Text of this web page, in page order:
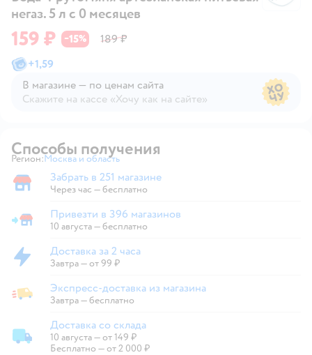
негаз. 5 л с 0 месяцев
159 ₽ −15%
189 ₽
+1,59
В магазине — по ценам сайта
Скажите на кассе «Хочу как на сайте»
Способы получения
Регион: Выбор адреса доставки.
Москва и область
Забрать в магазине
Забрать в 251 магазине
Через час — бесплатно
Привезти в магазин
Привезти в 396 магазинов
10 августа—бесплатно
Доставка за 2 часа
Доставка за 2 часа
Завтра—от 99 ₽
Экспресс-доставка из магазина
Экспресс-доставка из магазина
Завтра—бесплатно
Доставка со склада
Доставка со склада
10 августа—от 149 ₽
Бесплатно — от 2 000 ₽